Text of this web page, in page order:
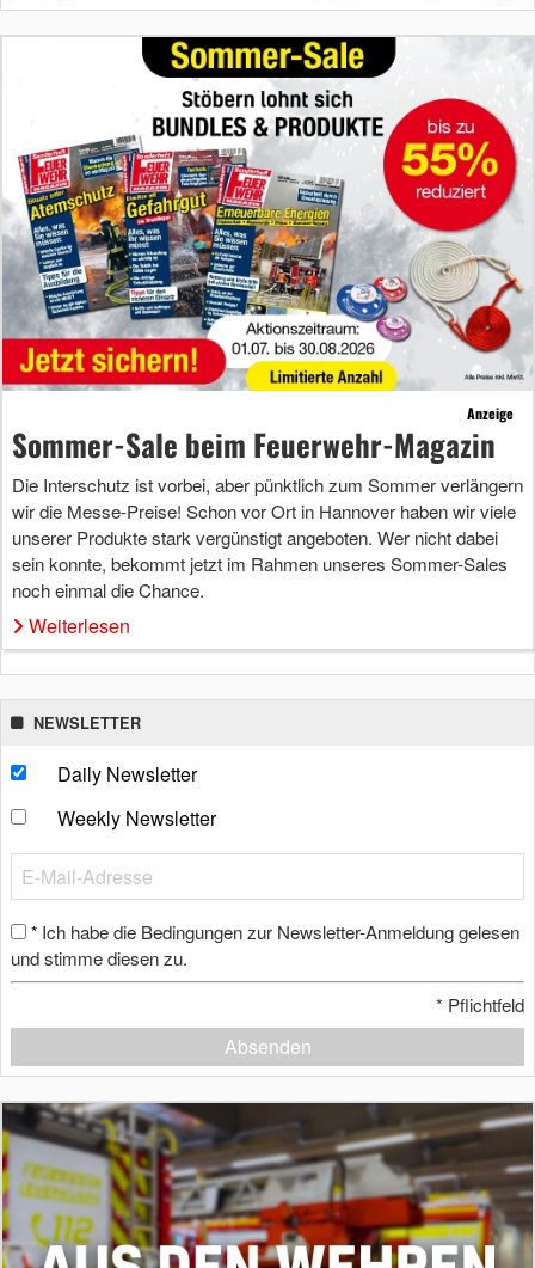
Anzeige
Sommer-Sale beim Feuerwehr-Magazin
Die Interschutz ist vorbei, aber pünktlich zum Sommer verlängern
wir die Messe-Preise! Schon vor Ort in Hannover haben wir viele
unserer Produkte stark vergünstigt angeboten. Wer nicht dabei
sein konnte, bekommt jetzt im Rahmen unseres Sommer-Sales
noch einmal die Chance.
Weiterlesen
NEWSLETTER
Daily Newsletter
Weekly Newsletter
* Ich habe die Bedingungen zur Newsletter-Anmeldung gelesen
und stimme diesen zu.
* Pflichtfeld
Absenden